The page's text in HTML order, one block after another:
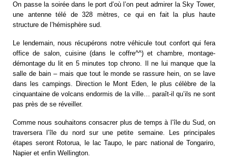
On passe la soirée dans le port d’où l’on peut admirer la Sky Tower,
une antenne télé de 328 mètres, ce qui en fait la plus haute
structure de l’hémisphère sud.
Le lendemain, nous récupérons notre véhicule tout confort qui fera
office de salon, cuisine (dans le coffre^^) et chambre, montage-
démontage du lit en 5 minutes top chrono. Il ne lui manque que la
salle de bain – mais que tout le monde se rassure hein, on se lave
dans les campings. Direction le Mont Eden, le plus célèbre de la
cinquantaine de volcans endormis de la ville… paraît-il qu’ils ne sont
pas près de se réveiller.
Comme nous souhaitons consacrer plus de temps à l’île du Sud, on
traversera l’île du nord sur une petite semaine. Les principales
étapes seront Rotorua, le lac Taupo, le parc national de Tongariro,
Napier et enfin Wellington.